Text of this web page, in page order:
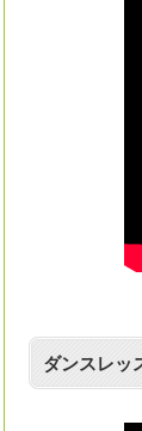
ダンスレッ